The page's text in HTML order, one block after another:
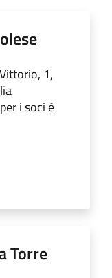
1,
i soci è
Torre